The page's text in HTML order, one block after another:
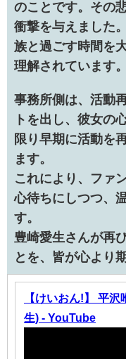
のことです。その
衝撃を与えました
族と過ごす時間を
理解されています。
事務所側は、活動
トを出し、彼女の
限り早期に活動を
ます。
これにより、ファ
心待ちにしつつ、
す。
豊崎愛生さんが再
とを、皆が心より
【けいおん!】 平
生) - YouTube